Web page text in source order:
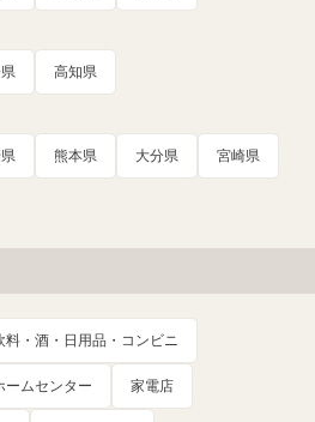
高知県
熊本県 大分県 宮崎県
料・酒・日用品・コンビニ
ームセンター 家電店